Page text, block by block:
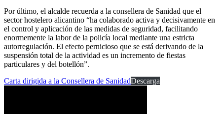
Por último, el alcalde recuerda a la consellera de Sanidad que el
sector hostelero alicantino “ha colaborado activa y decisivamente en
el control y aplicación de las medidas de seguridad, facilitando
enormemente la labor de la policía local mediante una estricta
autorregulación. El efecto pernicioso que se está derivando de la
suspensión total de la actividad es un incremento de fiestas
particulares y del botellón”.
Carta dirigida a la Consellera de SanidadDescarga